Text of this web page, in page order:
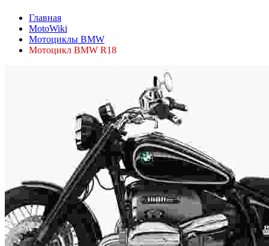
Главная
MotoWiki
Мотоциклы BMW
Мотоцикл BMW R18